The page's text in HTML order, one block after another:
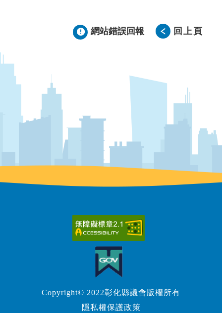
網站錯誤回報 回上頁
Copyright© 2022彰化縣議會版權所有
隱私權保護政策